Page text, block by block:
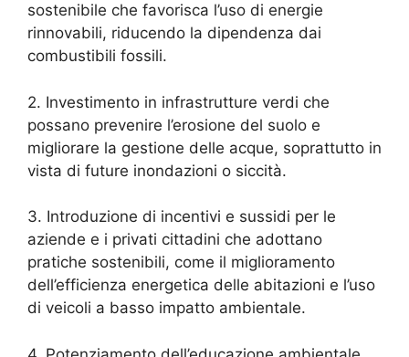
sostenibile che favorisca l’uso di energie
rinnovabili, riducendo la dipendenza dai
combustibili fossili.
2. Investimento in infrastrutture verdi che
possano prevenire l’erosione del suolo e
migliorare la gestione delle acque, soprattutto in
vista di future inondazioni o siccità.
3. Introduzione di incentivi e sussidi per le
aziende e i privati cittadini che adottano
pratiche sostenibili, come il miglioramento
dell’efficienza energetica delle abitazioni e l’uso
di veicoli a basso impatto ambientale.